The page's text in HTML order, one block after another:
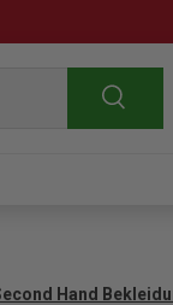
Suchen
Hand